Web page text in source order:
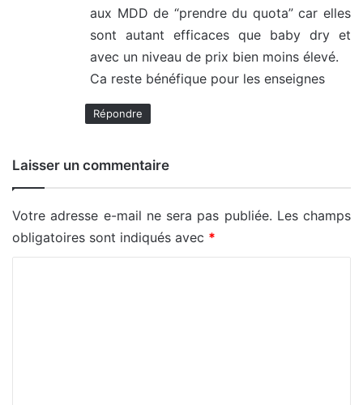
aux MDD de “prendre du quota” car elles
sont autant efficaces que baby dry et
avec un niveau de prix bien moins élevé.
Ca reste bénéfique pour les enseignes
Répondre
Laisser un commentaire
Votre adresse e-mail ne sera pas publiée. Les champs
obligatoires sont indiqués avec *